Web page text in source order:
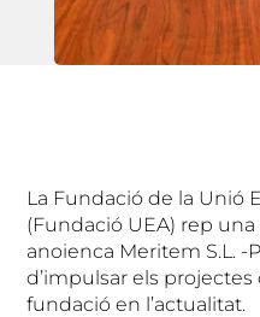
La Fundació de la Unió
(Fundació UEA) rep una
anoienca Meritem S.L. -
d’impulsar els
fundació en l’actualitat.